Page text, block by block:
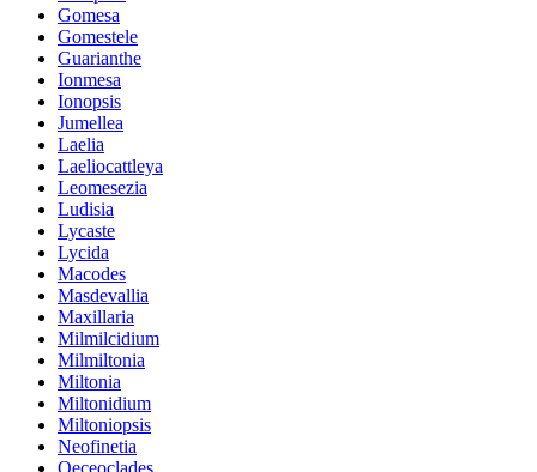
Gomesa
Gomestele
Guarianthe
Ionmesa
Ionopsis
Jumellea
Laelia
Laeliocattleya
Leomesezia
Ludisia
Lycaste
Lycida
Macodes
Masdevallia
Maxillaria
Milmilcidium
Milmiltonia
Miltonia
Miltonidium
Miltoniopsis
Neofinetia